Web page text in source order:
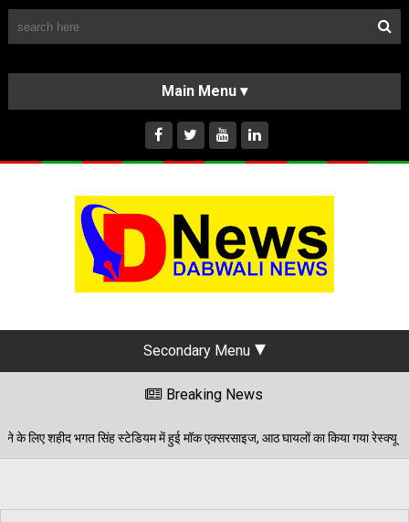
HOME
ABOUT US
INSTAGRAM
Secondary Menu
Breaking News
मॉक एक्सरसाइज, आठ घायलों का किया गया रेस्क्यू 06/08/2026 पेड़